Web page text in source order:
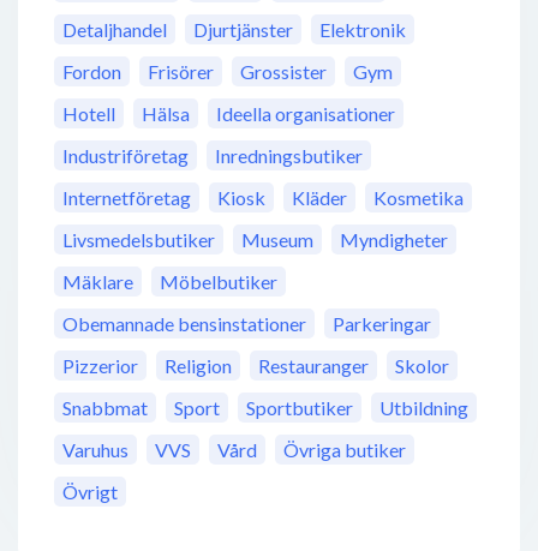
Detaljhandel
Djurtjänster
Elektronik
Fordon
Frisörer Grossister
Gym
Hotell
Hälsa
Ideella organisationer
Industriföretag
Inredningsbutiker
Internetföretag
Kiosk Kläder
Kosmetika
Livsmedelsbutiker
Museum
Myndigheter
Mäklare
Möbelbutiker
Obemannade bensinstationer
Parkeringar
Pizzerior
Religion Restauranger
Skolor
Snabbmat
Sport Sportbutiker
Utbildning
Varuhus
VVS Vård
Övriga butiker
Övrigt